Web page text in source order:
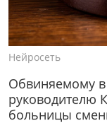
Нейросеть
Обвиняемому в
руководителю
больницы